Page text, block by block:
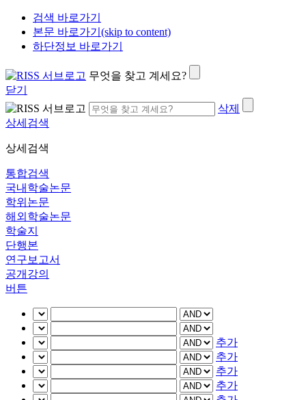
검색 바로가기
본문 바로가기(skip to content)
하단정보 바로가기
무엇을 찾고 계세요?
닫기
삭제
상세검색
상세검색
통합검색
국내학술논문
학위논문
해외학술논문
학술지
단행본
연구보고서
공개강의
버튼
추가
추가
추가
추가